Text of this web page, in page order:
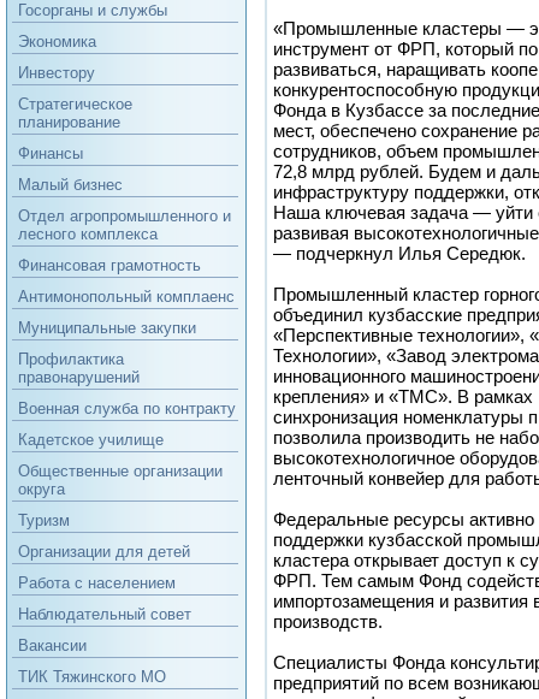
Госорганы и службы
Экономика
Инвестору
Стратегическое
планирование
Финансы
Малый бизнес
Отдел агропромышленного и
лесного комплекса
Финансовая грамотность
Антимонопольный комплаенс
Муниципальные закупки
Профилактика
правонарушений
Военная служба по контракту
Кадетское училище
Общественные организации
округа
Туризм
Организации для детей
Работа с населением
Наблюдательный совет
Вакансии
ТИК Тяжинского МО
«Промышленные кластеры —
инструмент от ФРП, который
развиваться, наращивать
конкурентоспособную
Фонда в Кузбассе за
мест, обеспечено сохранение
сотрудников, объем
72,8 млрд рублей. Будем и
инфраструктуру поддержки,
Наша ключевая задача — уйти
развивая
— подчеркнул Илья Середюк.
Промышленный кластер
объединил кузбасские
«Перспективные
Технологии», «Завод
инновационного
крепления» и «ТМС». В рамках
синхронизация номенклатуры
позволила производить не
высокотехнологичное
ленточный конвейер для
Федеральные ресурсы
поддержки кузбасской
кластера открывает доступ к
ФРП. Тем самым Фонд
импортозамещения и развития
производств.
Специалисты Фонда
предприятий по всем